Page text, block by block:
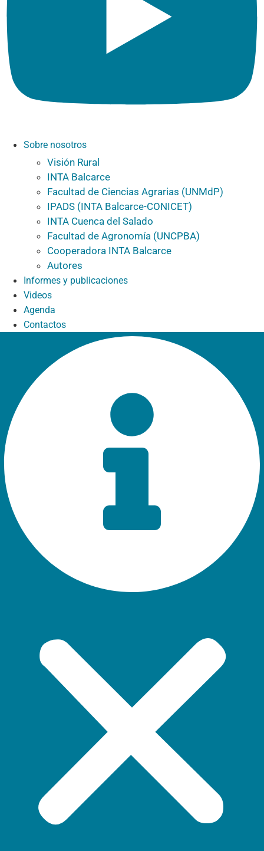
Sobre nosotros
Visión Rural
INTA Balcarce
Facultad de Ciencias Agrarias (UNMdP)
IPADS (INTA Balcarce-CONICET)
INTA Cuenca del Salado
Facultad de Agronomía (UNCPBA)
Cooperadora INTA Balcarce
Autores
Informes y publicaciones
Videos
Agenda
Contactos